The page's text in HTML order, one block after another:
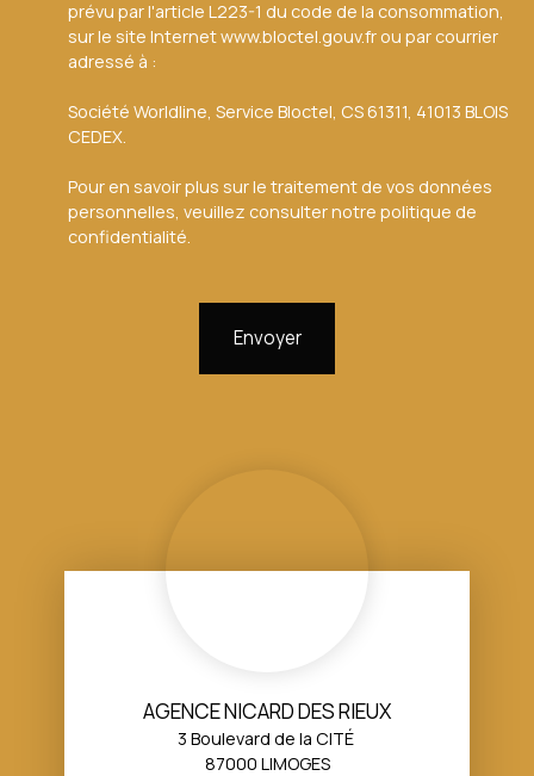
prévu par l'article L223-1 du code de la consommation,
sur le site Internet www.bloctel.gouv.fr ou par courrier
adressé à :
Société Worldline, Service Bloctel, CS 61311, 41013 BLOIS
CEDEX.
Pour en savoir plus sur le traitement de vos données
personnelles, veuillez consulter notre politique de
confidentialité.
Envoyer
AGENCE NICARD DES RIEUX
3 Boulevard de la CITÉ
87000 LIMOGES